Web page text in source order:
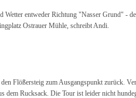
Wetter entweder Richtung "Nasser Grund" -
Ostrauer Mühle, schreibt Andi.
Flößersteig zum Ausgangspunkt zurück.
dem Rucksack. Die Tour ist leider nicht